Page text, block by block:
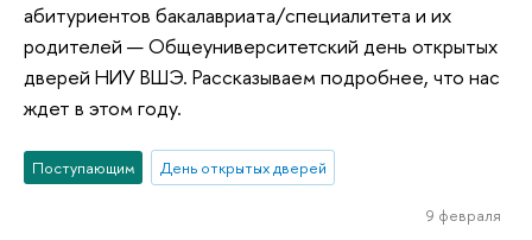
абитуриентов бакалавриата/специалитета и их
родителей — Общеуниверситетский день открытых
дверей НИУ ВШЭ. Рассказываем подробнее, что нас
ждет в этом году.
Поступающим День открытых дверей
9 февраля